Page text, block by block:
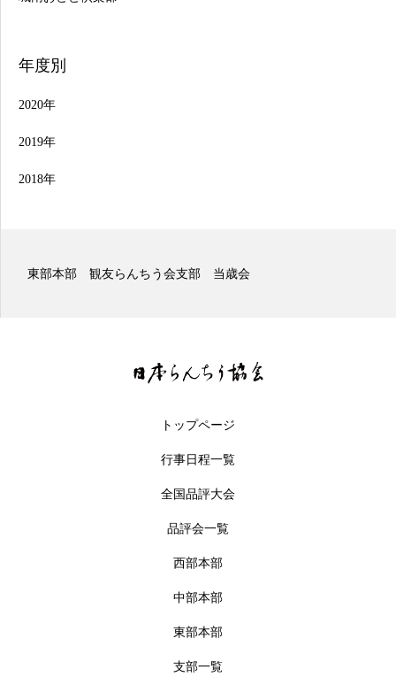
年度別
2020年
2019年
2018年
東部本部 観友らんちう会支部 二歳会
トップページ
行事日程一覧
全国品評大会
品評会一覧
西部本部
中部本部
東部本部
支部一覧